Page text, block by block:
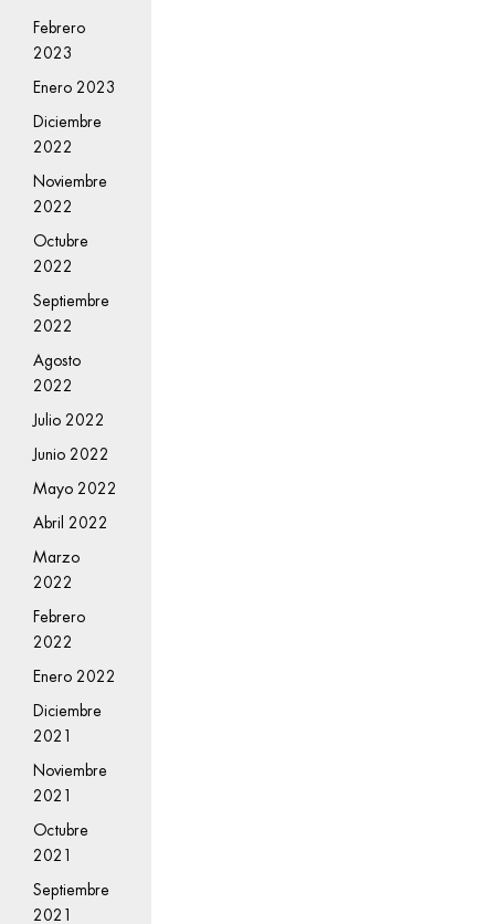
Febrero
2023
Enero 2023
Diciembre
2022
Noviembre
2022
Octubre
2022
Septiembre
2022
Agosto
2022
Julio 2022
Junio 2022
Mayo 2022
Abril 2022
Marzo
2022
Febrero
2022
Enero 2022
Diciembre
2021
Noviembre
2021
Octubre
2021
Septiembre
2021